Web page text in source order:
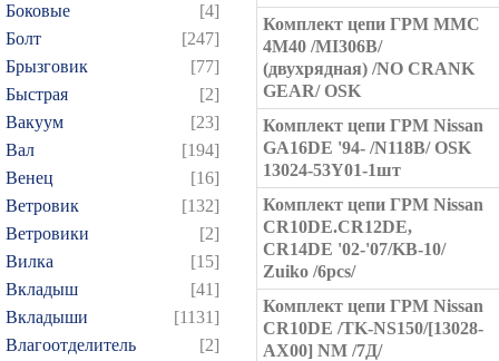
Боковые
[4]
Болт
[247]
Брызговик
[77]
Быстрая
[2]
Вакуум
[23]
Вал
[194]
Венец
[16]
Ветровик
[132]
Ветровики
[2]
Вилка
[15]
Вкладыш
[41]
Вкладыши
[1131]
Влагоотделитель
[2]
Комплект цепи ГРМ MMC
4M40 /MI306B/
(двухрядная) /NO CRANK
GEAR/ OSK
Комплект цепи ГРМ Nissan
GA16DE '94- /N118B/ OSK
13024-53Y01-1шт
Комплект цепи ГРМ Nissan
CR10DE.CR12DE,
CR14DE '02-'07/KB-10/
Zuiko /6pcs/
Комплект цепи ГРМ Nissan
CR10DE /TK-NS150/[13028-
AX00] NM /7Д/